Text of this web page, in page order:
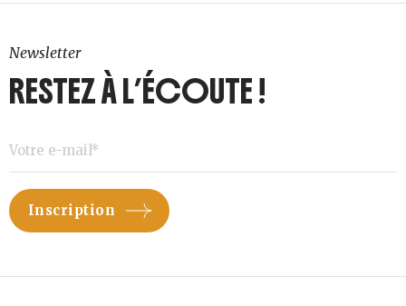
Newsletter
RESTEZ À L’ÉCOUTE !